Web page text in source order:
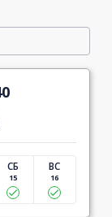
СБ
15
ВС
16